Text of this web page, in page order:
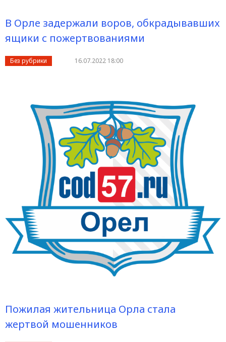
В Орле задержали воров, обкрадывавших
ящики с пожертвованиями
Без рубрики 16.07.2022 18:00
Пожилая жительница Орла стала
жертвой мошенников